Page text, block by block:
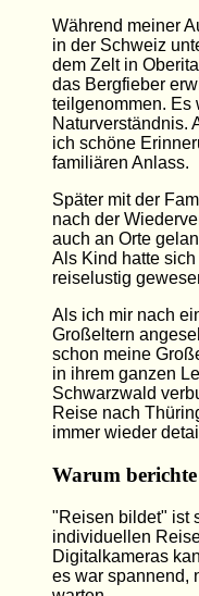
Während meiner
in der Schweiz
dem Zelt in
das Bergfieber
teilgenommen. Es
Naturverständnis.
ich schöne
familiären Anlass.
Später mit der
nach der
auch an Orte
Als Kind hatte
reiselustig
Als ich mir nach
Großeltern
schon meine
in ihrem ganzen
Schwarzwald
Reise nach
immer wieder
Warum
"Reisen bildet" ist
individuellen
Digitalkameras
es war spannend,